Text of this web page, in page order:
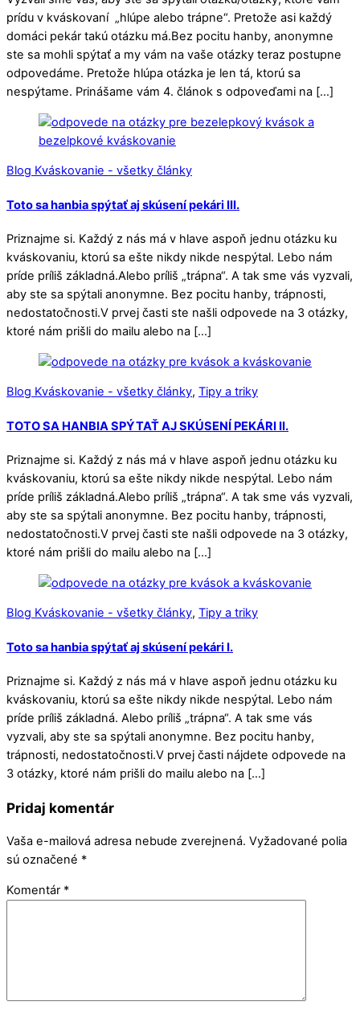
prídu v kváskovaní „hlúpe alebo trápne“. Pretože asi každý
domáci pekár takú otázku má.Bez pocitu hanby, anonymne
ste sa mohli spýtať a my vám na vaše otázky teraz postupne
odpovedáme. Pretože hlúpa otázka je len tá, ktorú sa
nespýtame. Prinášame vám 4. článok s odpoveďami na […]
Blog Kváskovanie - všetky články
Toto sa hanbia spýtať aj skúsení pekári III.
Priznajme si. Každý z nás má v hlave aspoň jednu otázku ku
kváskovaniu, ktorú sa ešte nikdy nikde nespýtal. Lebo nám
príde príliš základná.Alebo príliš „trápna“. A tak sme vás vyzvali,
aby ste sa spýtali anonymne. Bez pocitu hanby, trápnosti,
nedostatočnosti.V prvej časti ste našli odpovede na 3 otázky,
ktoré nám prišli do mailu alebo na […]
Blog Kváskovanie - všetky články, Tipy a triky
TOTO SA HANBIA SPÝTAŤ AJ SKÚSENÍ PEKÁRI II.
Priznajme si. Každý z nás má v hlave aspoň jednu otázku ku
kváskovaniu, ktorú sa ešte nikdy nikde nespýtal. Lebo nám
príde príliš základná.Alebo príliš „trápna“. A tak sme vás vyzvali,
aby ste sa spýtali anonymne. Bez pocitu hanby, trápnosti,
nedostatočnosti.V prvej časti ste našli odpovede na 3 otázky,
ktoré nám prišli do mailu alebo na […]
Blog Kváskovanie - všetky články, Tipy a triky
Toto sa hanbia spýtať aj skúsení pekári I.
Priznajme si. Každý z nás má v hlave aspoň jednu otázku ku
kváskovaniu, ktorú sa ešte nikdy nikde nespýtal. Lebo nám
príde príliš základná. Alebo príliš „trápna“. A tak sme vás
vyzvali, aby ste sa spýtali anonymne. Bez pocitu hanby,
trápnosti, nedostatočnosti.V prvej časti nájdete odpovede na
3 otázky, ktoré nám prišli do mailu alebo na […]
Pridaj komentár
Vaša e-mailová adresa nebude zverejnená. Vyžadované polia
sú označené *
Komentár *